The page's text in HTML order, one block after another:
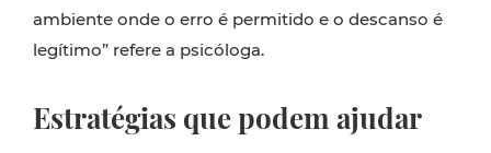
ambiente onde o erro é permitido e o descanso é
legítimo” refere a psicóloga.
Estratégias que podem ajudar